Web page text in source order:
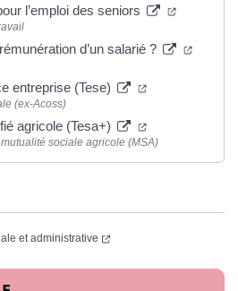
l’emploi des seniors
d’un salarié ?
entreprise (Tese) (ouverture
(ex-Acoss)
agricole (Tesa+) (ouverture
sociale agricole (MSA)
et administrative (ouverture dans un